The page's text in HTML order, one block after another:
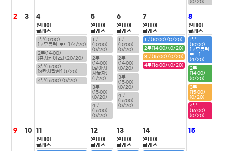
(0/20)
2 3 4
원데이
클래스
1부(10:00)
[고무동력 보트] (4/20)
2부(14:00)
[휴지케이스] (20/20)
3부(15:00)
[3칸서랍함] (1/20)
4부(16:00) (0/20)
5
원데이
클래스
1부
(10:00)
(0/20)
2부
(14:00)
[강아지
자동차]
(1/20)
3부
(15:00)
(0/20)
4부
(16:00)
(0/20)
6
원데이
클래스
1부
(10:00)
(0/20)
2부
(14:00)
(0/20)
3부
(15:00)
(0/20)
4부
(16:00)
(0/20)
7
원데이
클래스
1부(10:00) (0/20)
2부(14:00) (0/20)
3부(15:00) (0/20)
4부(16:00) (0/20)
8
원데이
클래스
1부
(10:00)
[고무동력
보트]
(4/20)
2부
(14:00)
(0/20)
3부
(15:00)
(0/20)
4부
(16:00)
(0/20)
9 10 11
원데이
클래스
12
원데이
클래스
13
원데이
클래스
14
원데이
클래스
15